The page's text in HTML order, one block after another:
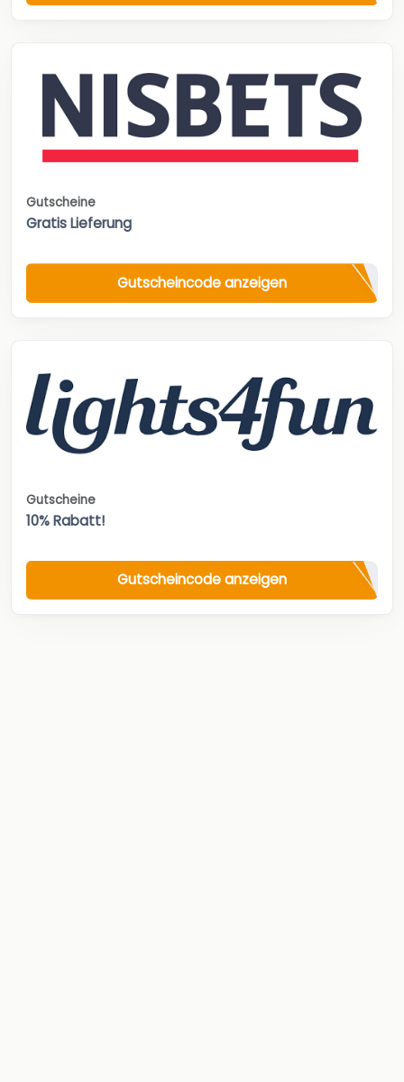
Gutscheine
Gratis Lieferung
Gutscheincode anzeigen
Gutscheine
10% Rabatt!
Gutscheincode anzeigen